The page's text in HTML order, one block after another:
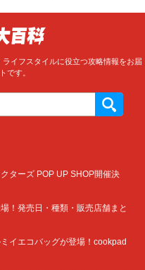
イフスタイルに役立つ攻略情報をお届
です。
ターズ POP UP SHOP開催決
！発売日・種類・販売店舗まと
イエコバッグが登場！cookpad